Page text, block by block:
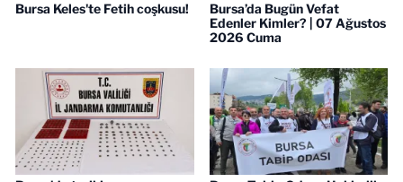
Bursa Keles'te Fetih coşkusu!
Bursa’da Bugün Vefat
Edenler Kimler? | 07 Ağustos
2026 Cuma